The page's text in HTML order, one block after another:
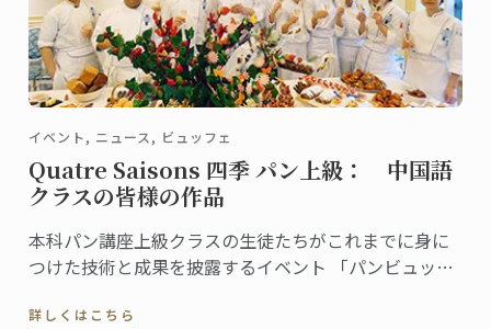
イベント, ニュース, ビュッフェ
Quatre Saisons 四季 パン上級： 中国語
クラスの皆様の作品
本科パン講座上級クラスの生徒たちがこれまでに身に
つけた技術と成果を披露するイベント 「パンビュッフ
サイズのパンをプレゼンテーション。
詳しくはこちら